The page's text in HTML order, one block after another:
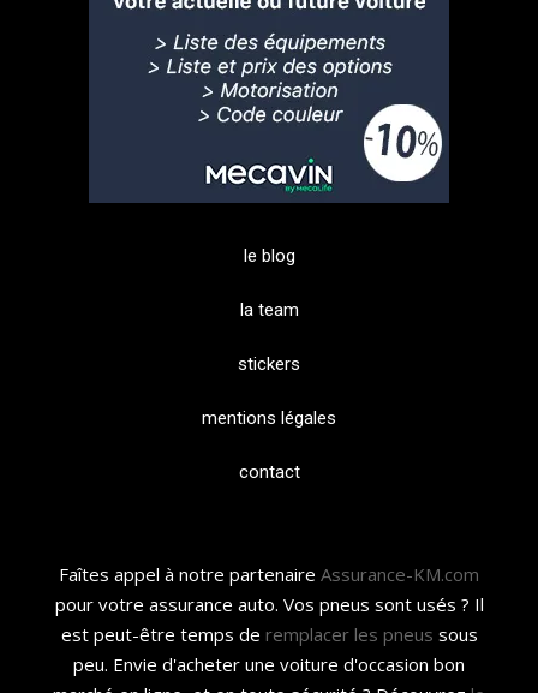
le blog
la team
stickers
mentions légales
contact
Faîtes appel à notre partenaire Assurance-KM.com
pour votre assurance auto. Vos pneus sont usés ? Il
est peut-être temps de remplacer les pneus sous
peu. Envie d'acheter une voiture d'occasion bon